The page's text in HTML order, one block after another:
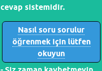
cevap sistemidir.
Nasıl soru sorulur
öğrenmek için lütfen
okuyun